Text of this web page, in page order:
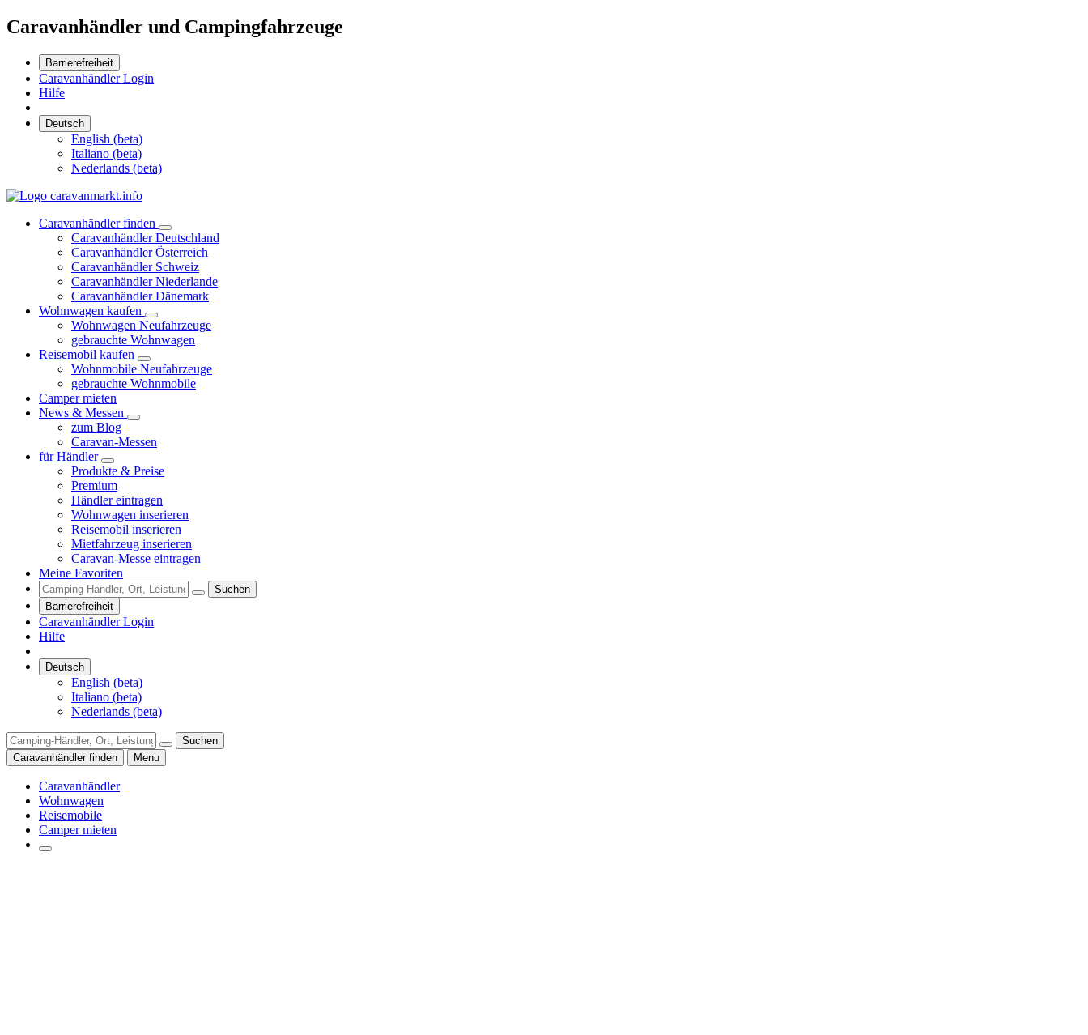
Caravanhändler und Campingfahrzeuge
Barrierefreiheit
Caravanhändler Login
Hilfe
Deutsch
English (beta)
Italiano (beta)
Nederlands (beta)
Caravanhändler finden
Caravanhändler Deutschland
Caravanhändler Österreich
Caravanhändler Schweiz
Caravanhändler Niederlande
Caravanhändler Dänemark
Wohnwagen kaufen
Wohnwagen Neufahrzeuge
gebrauchte Wohnwagen
Reisemobil kaufen
Wohnmobile Neufahrzeuge
gebrauchte Wohnmobile
Camper mieten
News & Messen
zum Blog
Caravan-Messen
für Händler
Produkte & Preise
Premium
Händler eintragen
Wohnwagen inserieren
Reisemobil inserieren
Mietfahrzeug inserieren
Caravan-Messe eintragen
Meine Favoriten
Suchen
Barrierefreiheit
Caravanhändler Login
Hilfe
Deutsch
English (beta)
Italiano (beta)
Nederlands (beta)
Suchen
Caravanhändler finden
Menu
Caravanhändler
Wohnwagen
Reisemobile
Camper mieten